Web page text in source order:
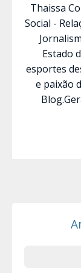
Thaissa
Social -
Estado
esportes
e paixão